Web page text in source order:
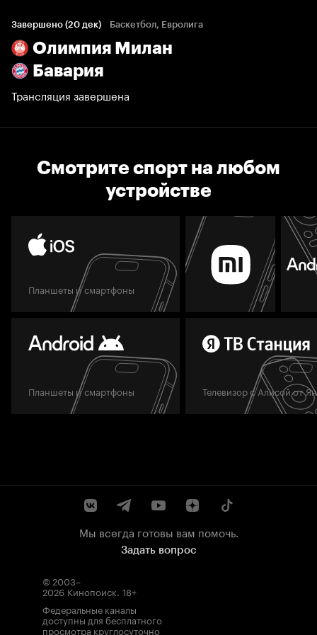
Завершено (20 дек) Баскетбол, Евролига
Олимпия Милан
Бавария
Трансляция завершена
Смотрите спорт на любом
устройстве
Планшеты и смартфоны
Планшеты и смартфоны Телевизор с Алисой от
Мы всегда готовы вам помочь.
Задать вопрос
© 2003–
2026 Кинопоиск. 18+
Федеральные каналы
доступны для бесплатного
просмотра круглосуточно